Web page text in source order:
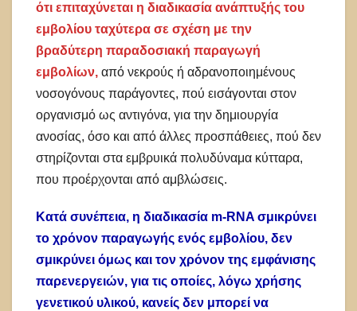
ότι επιταχύνεται η διαδικασία ανάπτυξής του
εμβολίου ταχύτερα σε σχέση με την
βραδύτερη παραδοσιακή παραγωγή
εμβολίων, από νεκρούς ή αδρανοποιημένους
νοσογόνους παράγοντες, πού εισάγονται στον
οργανισμό ως αντιγόνα, για την δημιουργία
ανοσίας, όσο και από άλλες προσπάθειες, πού δεν
στηρίζονται στα εμβρυικά πολυδύναμα κύτταρα,
που προέρχονται από αμβλώσεις.
Κατά συνέπεια, η διαδικασία m-RNA σμικρύνει
το χρόνον παραγωγής ενός εμβολίου, δεν
σμικρύνει όμως και τον χρόνον της εμφάνισης
παρενεργειών, για τις οποίες, λόγω χρήσης
γενετικού υλικού, κανείς δεν μπορεί να